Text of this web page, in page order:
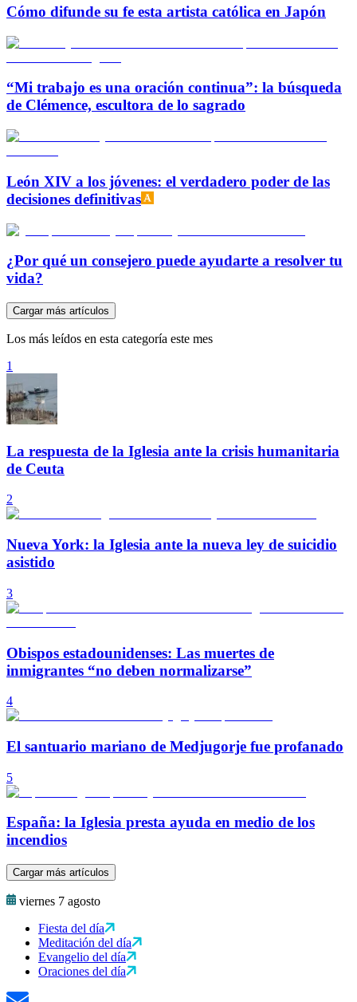
Cómo difunde su fe esta artista católica en Japón
“Mi trabajo es una oración continua”: la búsqueda
de Clémence, escultora de lo sagrado
León XIV a los jóvenes: el verdadero poder de las
decisiones definitivas
¿Por qué un consejero puede ayudarte a resolver tu
vida?
Cargar más artículos
Los más leídos en esta categoría este mes
1
La respuesta de la Iglesia ante la crisis humanitaria
de Ceuta
2
Nueva York: la Iglesia ante la nueva ley de suicidio
asistido
3
Obispos estadounidenses: Las muertes de
inmigrantes “no deben normalizarse”
4
El santuario mariano de Medjugorje fue profanado
5
España: la Iglesia presta ayuda en medio de los
incendios
Cargar más artículos
viernes 7 agosto
Fiesta del día
Meditación del día
Evangelio del día
Oraciones del día